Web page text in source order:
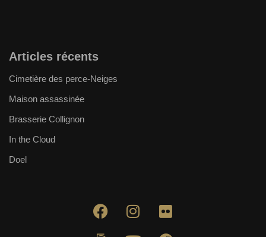
Articles récents
Cimetière des perce-Neiges
Maison assassinée
Brasserie Collignon
In the Cloud
Doel